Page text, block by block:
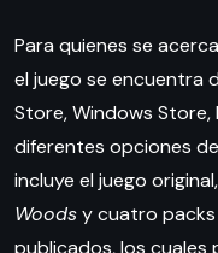
Para quienes se
el juego se encuentra
Store, Windows
diferentes opciones
incluye el juego
Woodsy cuatro
publicados, los cuales